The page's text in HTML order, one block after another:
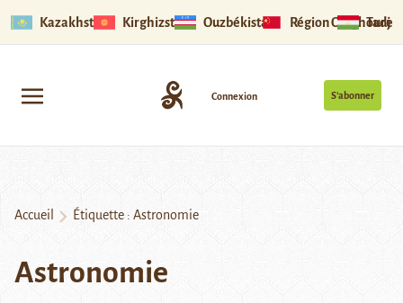
Kazakhstan Kirghizstan Ouzbékistan Région Ouïghoure
S’abonner
Connexion
Accueil Étiquette : Astronomie
Astronomie